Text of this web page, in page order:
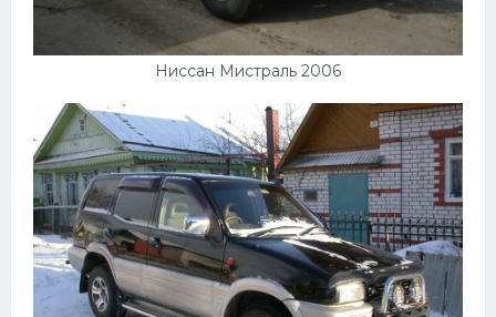
Ниссан Мистраль 2006